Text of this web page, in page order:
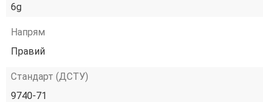
6g
Напрям
Правий
Стандарт (ДСТУ)
9740-71